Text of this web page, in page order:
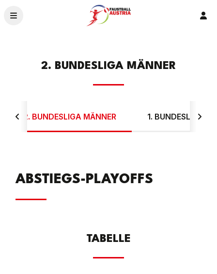
Organisation
Landesverbände
2. BUNDESLIGA MÄNNER
2. BUNDESLIGA MÄNNER 1. BUNDESLIGA
ABSTIEGS-PLAYOFFS
TABELLE